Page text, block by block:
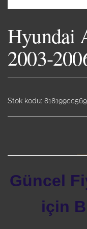
Hyundai
2003-
Stok kodu:
Güncel
için